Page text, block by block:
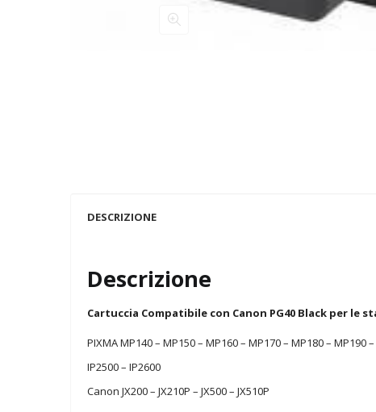
DESCRIZIONE
Descrizione
Cartuccia Compatibile con Canon PG40 Black per le
PIXMA MP140 – MP150 – MP160 – MP170 – MP180 – MP190
IP2500 – IP2600
Canon JX200 – JX210P – JX500 – JX510P